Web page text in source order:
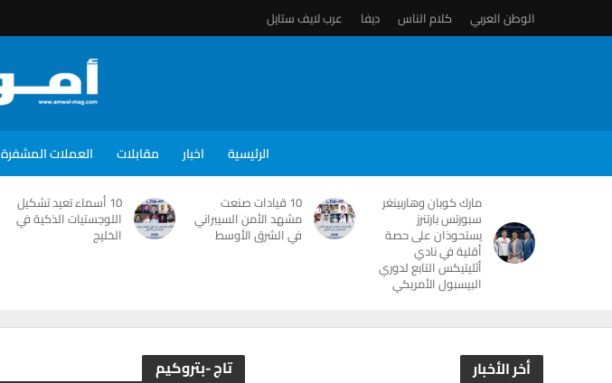
الوطن العربي كلام الناس ديفا عرب لايف ستايل
الرئيسية اخبار مقابلات العملات المشفرة
مارك كوبان وهاربينغر
سبورتس بارتنرز
يستحوذان على حصة
أقلية في نادي
أثليتيكس التابع لدوري
البيسبول الأمريكي
10 قيادات صنعت
مشهد الأمن السيبراني
في الشرق الأوسط
10 أسماء تعيد تشكيل
اللوجستيات الذكية في
الخليج
تاج -بتروكيم أخر الأخبار